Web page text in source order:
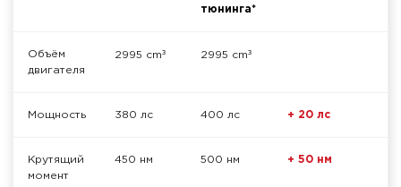
тюнинга*
Объём
двигателя
2995 cm³ 2995 cm³
Мощность 380 лс 400 лс + 20 лс
Крутящий
момент
450 нм 500 нм + 50 нм